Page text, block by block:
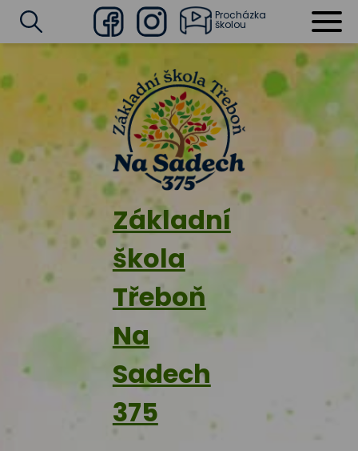
Základní
škola
Třeboň
Na
Sadech
375
FacebookInstagram
Procházka
školou